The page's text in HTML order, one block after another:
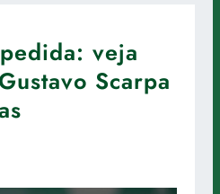
veja
Scarpa